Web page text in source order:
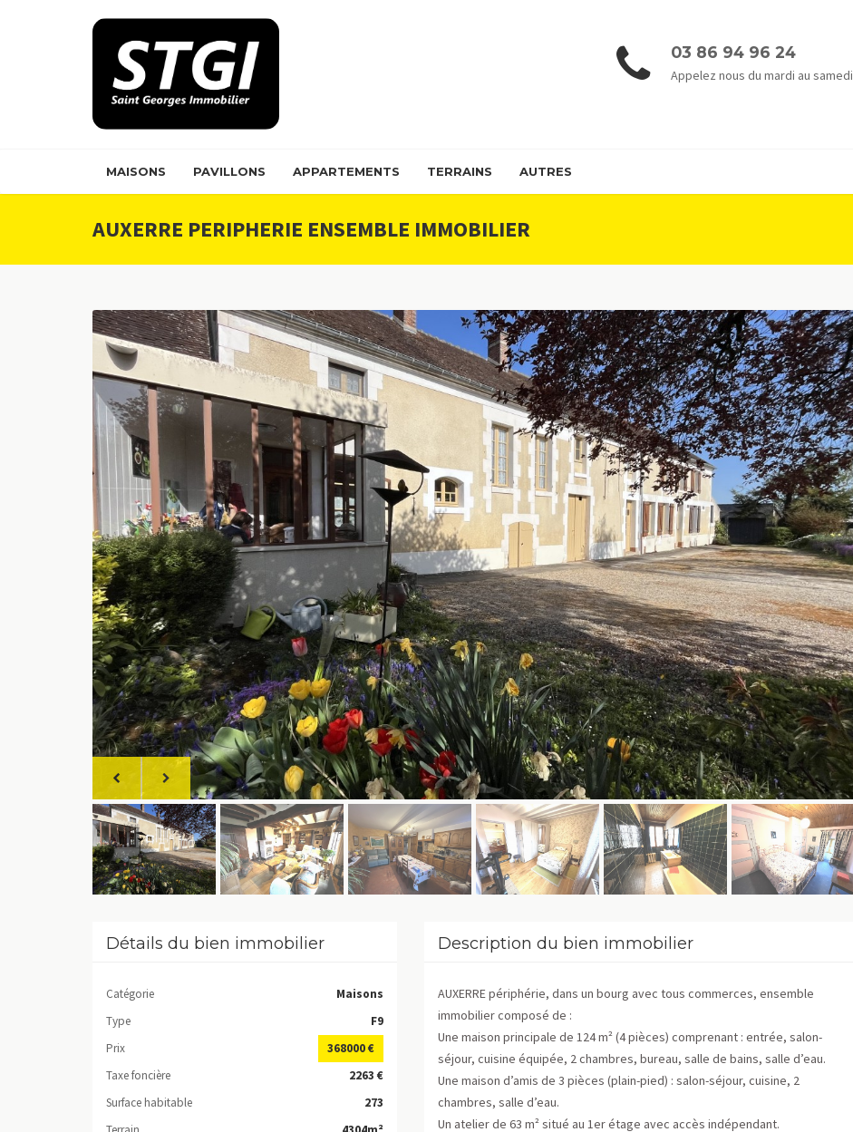
03 86 94 96 24
Appelez nous du mardi au samedi
MAISONS PAVILLONS APPARTEMENTS TERRAINS AUTRES
AUXERRE PERIPHERIE ENSEMBLE IMMOBILIER
Détails du bien immobilier
Catégorie
Maisons
Type
F9
Prix
368000 €
Taxe foncière
2263 €
Surface habitable
273
Description du bien immobilier
AUXERRE périphérie, dans un bourg avec tous commerces, ensemble
immobilier composé de :
Une maison principale de 124 m² (4 pièces) comprenant : entrée, salon-
séjour, cuisine équipée, 2 chambres, bureau, salle de bains, salle d’eau.
Une maison d’amis de 3 pièces (plain-pied) : salon-séjour, cuisine, 2
chambres, salle d’eau.
Un atelier de 63 m² situé au 1er étage avec accès indépendant.